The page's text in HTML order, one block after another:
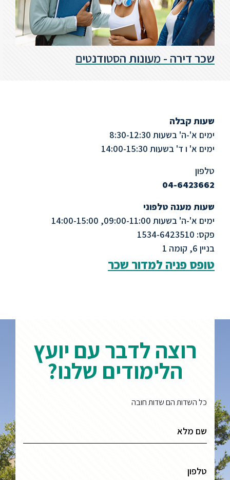
שכר דירה - מעונות הסטודנטים
שעות קבלה
ימים א'-ה' בשעות 8:30-12:30
ימים א' ו ד' בשעות 14:00-15:30
טלפון
04-6423662
שעות מענה טלפוני
ימים א'-ה' בשעות 09:00-11:00, 14:00-15:00
פקס: 1534-6423510
בניין 6, קומה 1
טופס פניה למדור שכר
רוצה לדבר עם יועץ
הלימודים שלנו?
כל השדות הם שדות חובה